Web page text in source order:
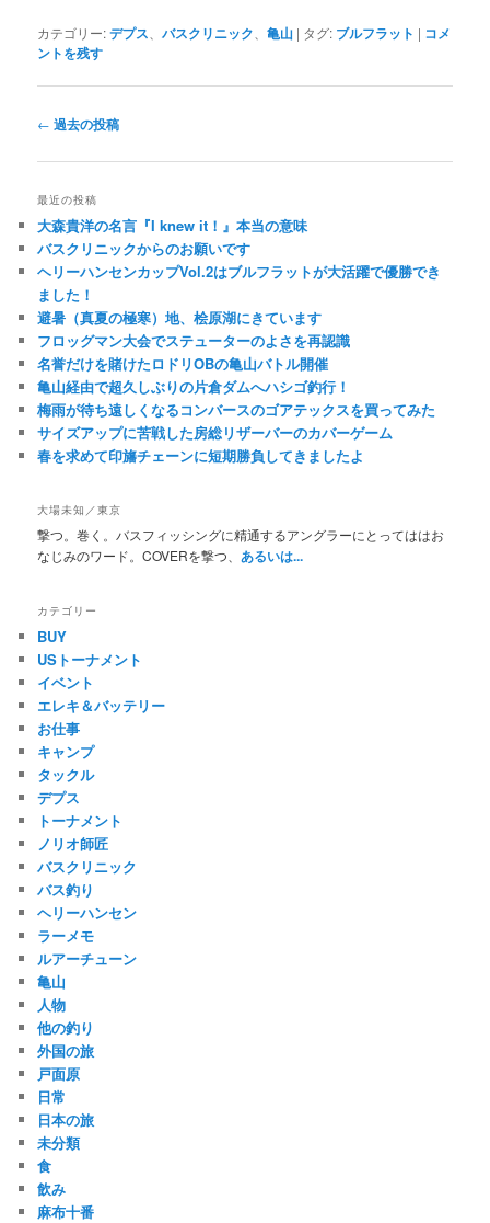
カテゴリー:デプス 、バスクリニック 、亀山 | タグ: ブルフラット | コメ
ントを残す
投
ナ
ー
シ
ョ
ン
← 過去の投稿
最近の投稿
大森貴洋の名言『I knew it！』本当の意味
バスクリニックからのお願いです
ヘリーハンセンカップVol.2はブルフラットが大活躍で優勝でき
ました！
避暑（真夏の極寒）地、桧原湖にきています
フロッグマン大会でステューターのよさを再認識
名誉だけを賭けたロドリOBの亀山バトル開催
亀山経由で超久しぶりの片倉ダムへハシゴ釣行！
梅雨が待ち遠しくなるコンバースのゴアテックスを買ってみた
サイズアップに苦戦した房総リザーバーのカバーゲーム
春を求めて印旛チェーンに短期勝負してきましたよ
大場未知／東京
撃つ。巻く。バスフィッシングに精通するアングラーにとってははお
なじみのワード。COVERを撃つ、あるいは...
カテゴリー
BUY
USトーナメント
イベント
エレキ＆バッテリー
お仕事
キャンプ
タックル
デプス
トーナメント
ノリオ師匠
バスクリニック
バス釣り
ヘリーハンセン
ラーメモ
ルアーチューン
亀山
人物
他の釣り
外国の旅
戸面原
日常
日本の旅
未分類
食
飲み
麻布十番